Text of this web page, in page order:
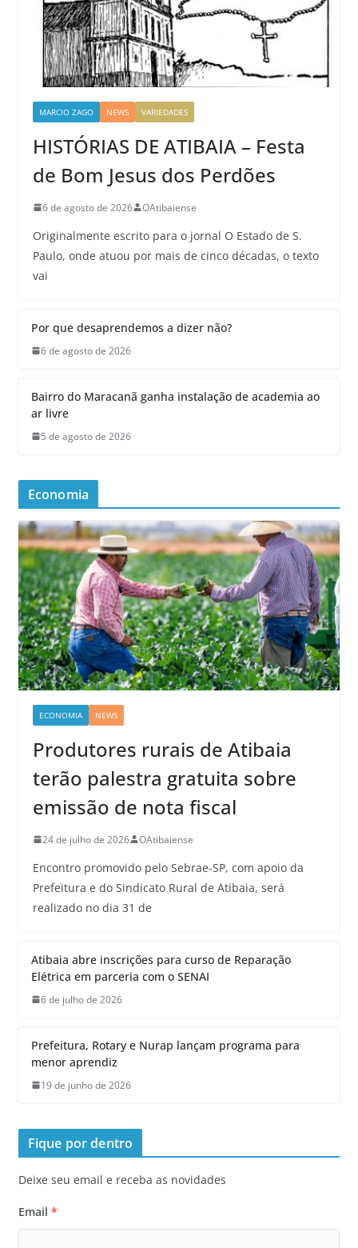
MARCIO ZAGO NEWS VARIEDADES
HISTÓRIAS DE ATIBAIA – Festa
de Bom Jesus dos Perdões
6 de agosto de 2026 OAtibaiense
Originalmente escrito para o jornal O Estado de S.
Paulo, onde atuou por mais de cinco décadas, o texto
vai
Por que desaprendemos a dizer não?
6 de agosto de 2026
Bairro do Maracanã ganha instalação de academia ao
ar livre
5 de agosto de 2026
Economia
ECONOMIA NEWS
Produtores rurais de Atibaia
terão palestra gratuita sobre
emissão de nota fiscal
24 de julho de 2026 OAtibaiense
Encontro promovido pelo Sebrae-SP, com apoio da
Prefeitura e do Sindicato Rural de Atibaia, será
realizado no dia 31 de
Atibaia abre inscrições para curso de Reparação
Elétrica em parceria com o SENAI
6 de julho de 2026
Prefeitura, Rotary e Nurap lançam programa para
menor aprendiz
19 de junho de 2026
Fique por dentro
Deixe seu email e receba as novidades
Email *